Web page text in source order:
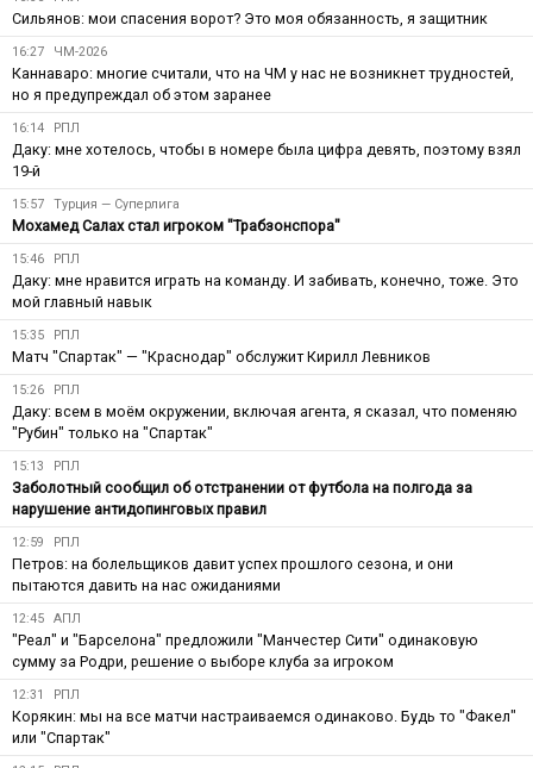
Сильянов: мои спасения ворот? Это моя обязанность, я защитник
16:27 ЧМ-2026
Каннаваро: многие считали, что на ЧМ у нас не возникнет трудностей,
но я предупреждал об этом заранее
16:14 РПЛ
Даку: мне хотелось, чтобы в номере была цифра девять, поэтому взял
19-й
15:57 Турция — Суперлига
Мохамед Салах стал игроком "Трабзонспора"
15:46 РПЛ
Даку: мне нравится играть на команду. И забивать, конечно, тоже. Это
мой главный навык
15:35 РПЛ
Матч "Спартак" — "Краснодар" обслужит Кирилл Левников
15:26 РПЛ
Даку: всем в моём окружении, включая агента, я сказал, что поменяю
"Рубин" только на "Спартак"
15:13 РПЛ
Заболотный сообщил об отстранении от футбола на полгода за
нарушение антидопинговых правил
12:59 РПЛ
Петров: на болельщиков давит успех прошлого сезона, и они
пытаются давить на нас ожиданиями
12:45 АПЛ
"Реал" и "Барселона" предложили "Манчестер Сити" одинаковую
сумму за Родри, решение о выборе клуба за игроком
12:31 РПЛ
Корякин: мы на все матчи настраиваемся одинаково. Будь то "Факел"
или "Спартак"